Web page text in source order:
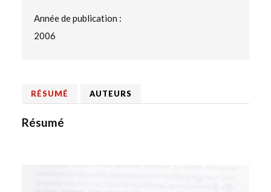
Année de publication :
2006
RÉSUMÉ AUTEURS
Résumé